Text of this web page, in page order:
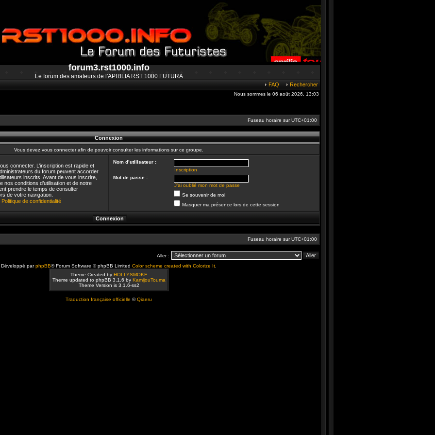
forum3.rst1000.info
Le forum des amateurs de l'APRILIA RST 1000 FUTURA
FAQ Rechercher
Nous sommes le 06 août 2026, 13:03
Fuseau horaire surUTC+01:00
Connexion
Vous devez vous connecter afin de pouvoir consulter les informations sur ce groupe.
connecter. L’inscription est rapide et
du forum peuvent accorder
inscrits. Avant de vous inscrire,
conditions d’utilisation et de notre
prendre le temps de consulter
de votre navigation.
Politique de confidentialité
Nom d’utilisateur :
Inscription
Mot de passe :
J’ai oublié mon mot de passe
Se souvenir de moi
Masquer ma présence lors de cette session
Fuseau horaire surUTC+01:00
Aller :
Développé parphpBB® Forum Software © phpBB Limited Color scheme created with Colorize It
Theme Created by HOLLYSMOKE
Theme updated to phpBB 3.1.6 by KamijouTouma
Theme Version is 3.1.6-ss2
Traduction française officielle ©Qiaeru